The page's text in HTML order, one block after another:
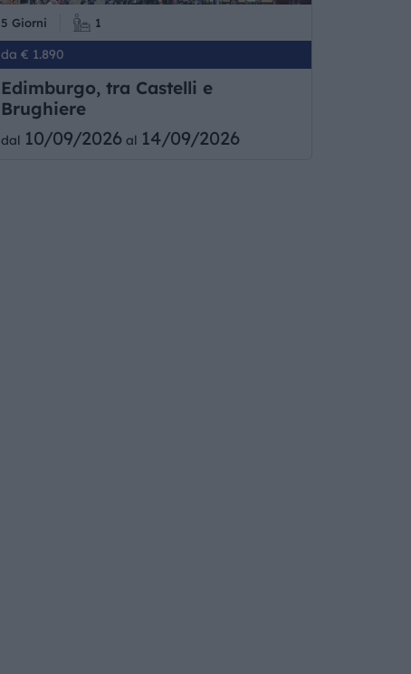
5 Giorni 1
da € 1.890
Edimburgo, tra Castelli e
Brughiere
dal 10/09/2026al 14/09/2026